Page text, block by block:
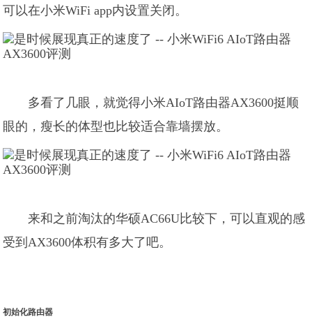
可以在小米WiFi app内设置关闭。
多看了几眼，就觉得小米AIoT路由器AX3600挺顺
眼的，瘦长的体型也比较适合靠墙摆放。
来和之前淘汰的华硕AC66U比较下，可以直观的感
受到AX3600体积有多大了吧。
初始化路由器